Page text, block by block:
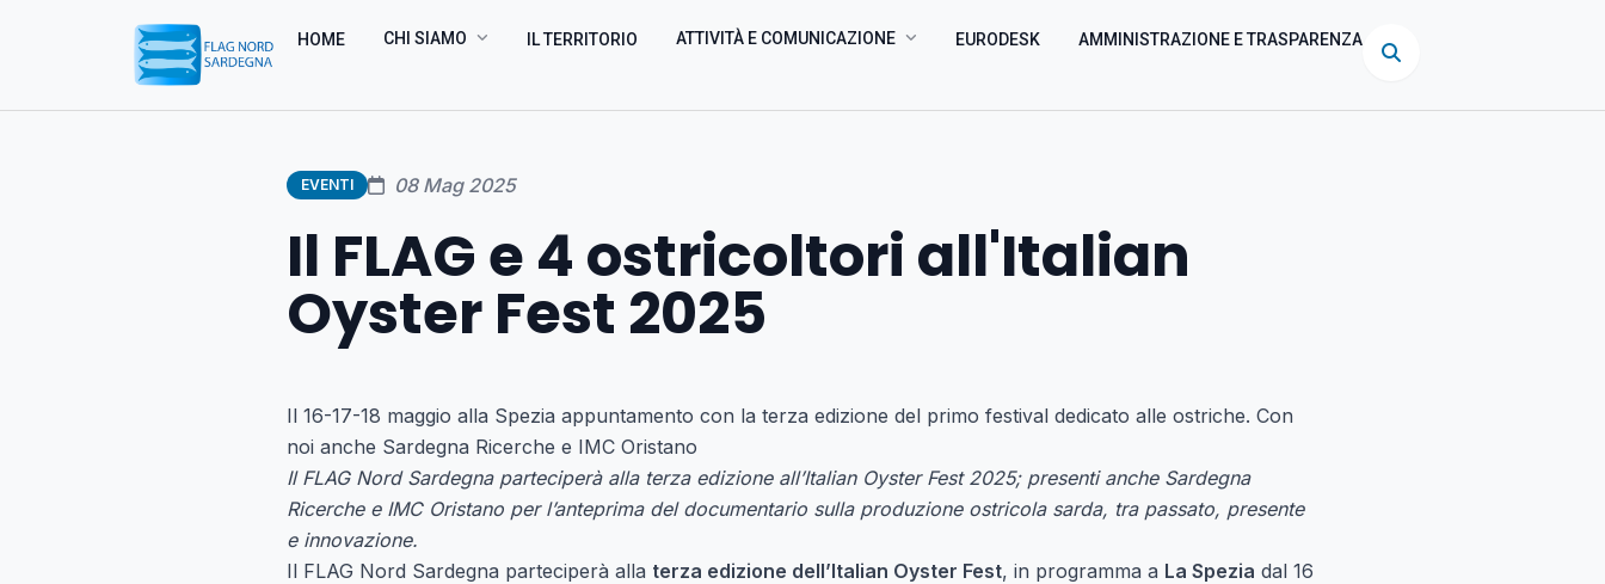
HOME CHI SIAMO IL TERRITORIO ATTIVITÀ E COMUNICAZIONE EURODESK AMMINISTRAZIONE E TRASPARENZA
EVENTI 08 Mag 2025
Il FLAG e 4 ostricoltori all'Italian
Oyster Fest 2025
Il 16-17-18 maggio alla Spezia appuntamento con la terza edizione del primo festival dedicato alle ostriche. Con
noi anche Sardegna Ricerche e IMC Oristano
Il FLAG Nord Sardegna parteciperà alla terza edizione all’Italian Oyster Fest 2025; presenti anche Sardegna
Ricerche e IMC Oristano per l’anteprima del documentario sulla produzione ostricola sarda, tra passato, presente
e innovazione.
Il FLAG Nord Sardegna parteciperà alla terza edizione dell’Italian Oyster Fest, in programma a La Spezia dal 16